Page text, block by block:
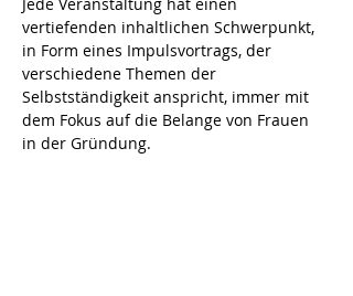
vertiefenden inhaltlichen Schwerpunkt,
in Form eines Impulsvortrags, der
verschiedene Themen der
Selbstständigkeit anspricht, immer mit
dem Fokus auf die Belange von Frauen
in der Gründung.